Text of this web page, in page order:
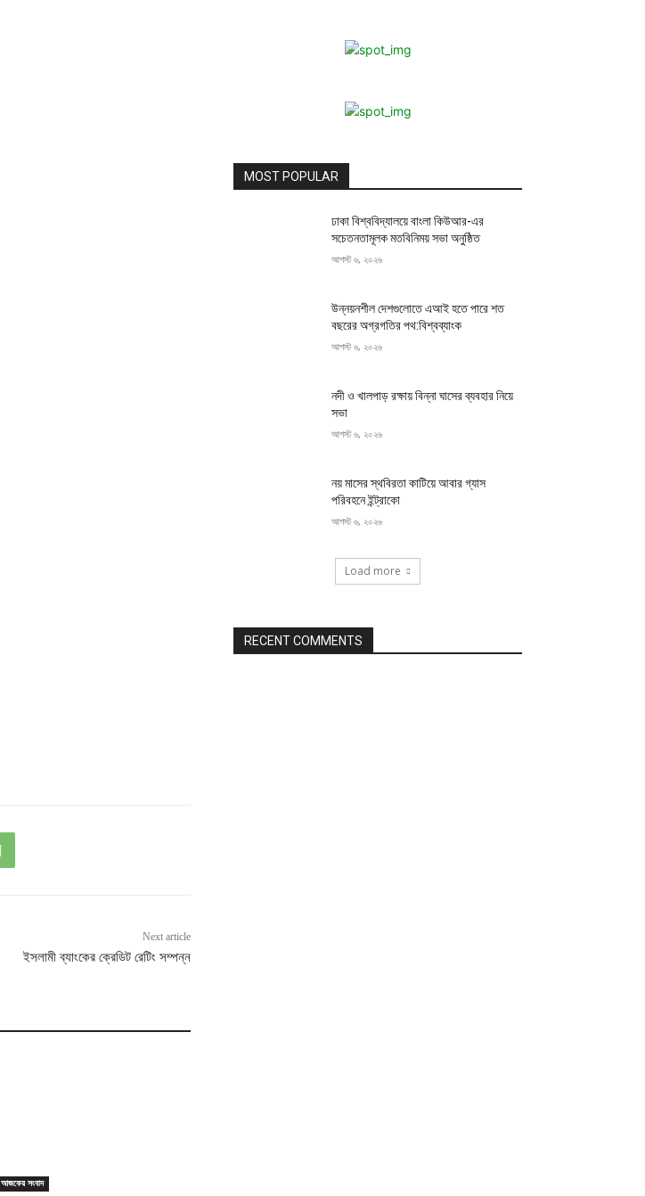
Next article
ইসলামী ব্যাংকের ক্রেডিট রেটিং সম্পন্ন
আজকের সংবাদ
MOST POPULAR
ঢাকা বিশ্ববিদ্যালয়ে বাংলা কিউআর-এর
সচেতনতামূলক মতবিনিময় সভা অনুষ্ঠিত
আগস্ট ৬, ২০২৬
উন্নয়নশীল দেশগুলোতে এআই হতে পারে শত
বছরের অগ্রগতির পথ:বিশ্বব্যাংক
আগস্ট ৬, ২০২৬
নদী ও খালপাড় রক্ষায় বিন্না ঘাসের ব্যবহার নিয়ে
সভা
আগস্ট ৬, ২০২৬
নয় মাসের স্থবিরতা কাটিয়ে আবার গ্যাস
পরিবহনে ইন্ট্রাকো
আগস্ট ৬, ২০২৬
Load more
RECENT COMMENTS